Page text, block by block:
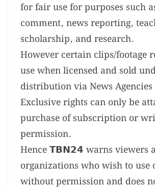
for fair use for purposes such
comment, news reporting,
scholarship, and research.
However certain clips/footage
use when licensed and sold
distribution via News
Exclusive rights can only be
purchase of subscription or
permission.
Hence 𝗧𝗕𝗡𝟮𝟰 warns viewers
organizations who wish to use
without permission and does